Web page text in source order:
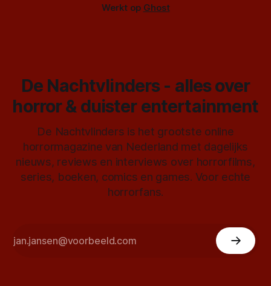
Werkt op Ghost
De Nachtvlinders - alles over
horror & duister entertainment
De Nachtvlinders is het grootste online
horrormagazine van Nederland met dagelijks
nieuws, reviews en interviews over horrorfilms,
series, boeken, comics en games. Voor echte
horrorfans.